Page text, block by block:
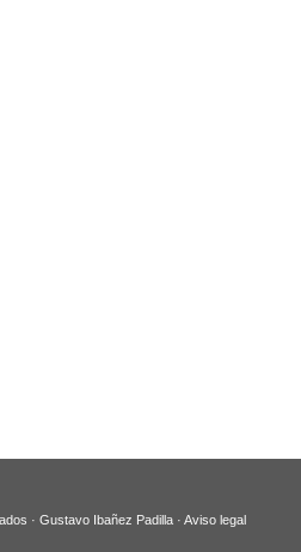
· Gustavo Ibañez Padilla · Aviso legal